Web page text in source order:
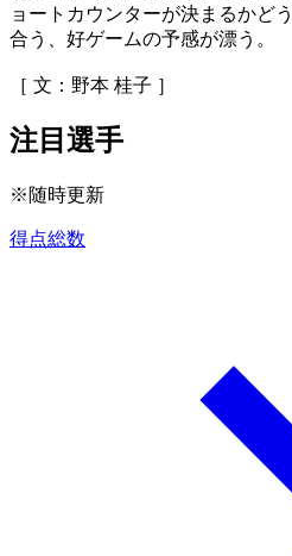
ョートカウンターが決まるかど
合う、好ゲームの予感が漂う。
［ 文：野本 桂子 ］
注目選手
※随時更新
得点総数